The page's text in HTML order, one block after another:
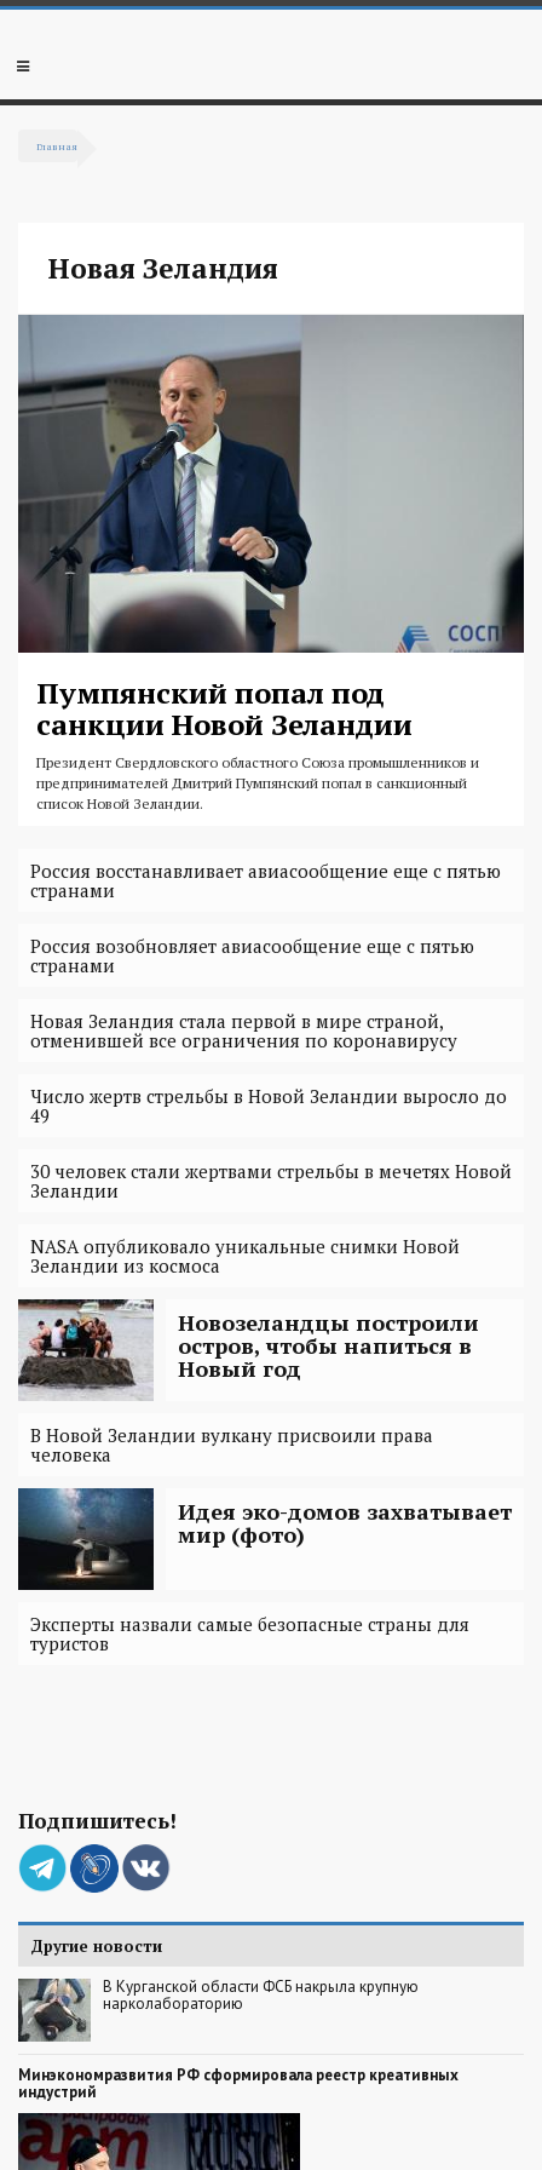
Перейти к основному содержанию
Мобильное
Главная
Новая Зеландия
Пумпянский попал под
санкции Новой Зеландии
Президент Свердловского областного Союза промышленников и
предпринимателей Дмитрий Пумпянский попал в санкционный
список Новой Зеландии.
Россия восстанавливает авиасообщение еще с пятью
странами
Россия возобновляет авиасообщение еще с пятью
странами
Новая Зеландия стала первой в мире страной,
отменившей все ограничения по коронавирусу
Число жертв стрельбы в Новой Зеландии выросло до
49
30 человек стали жертвами стрельбы в мечетях Новой
Зеландии
NASA опубликовало уникальные снимки Новой
Зеландии из космоса
Новозеландцы построили
остров, чтобы напиться в
Новый год
В Новой Зеландии вулкану присвоили права
человека
Идея эко-домов захватывает
мир (фото)
Эксперты назвали самые безопасные страны для
туристов
Подпишитесь!
Другие новости
В Курганской области ФСБ накрыла крупную
нарколабораторию
Минэкономразвития РФ сформировала реестр креативных
индустрий